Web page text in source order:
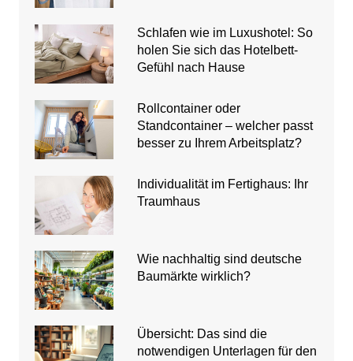
Schlafen wie im Luxushotel: So
holen Sie sich das Hotelbett-
Gefühl nach Hause
Rollcontainer oder
Standcontainer – welcher passt
besser zu Ihrem Arbeitsplatz?
Individualität im Fertighaus: Ihr
Traumhaus
Wie nachhaltig sind deutsche
Baumärkte wirklich?
Übersicht: Das sind die
notwendigen Unterlagen für den